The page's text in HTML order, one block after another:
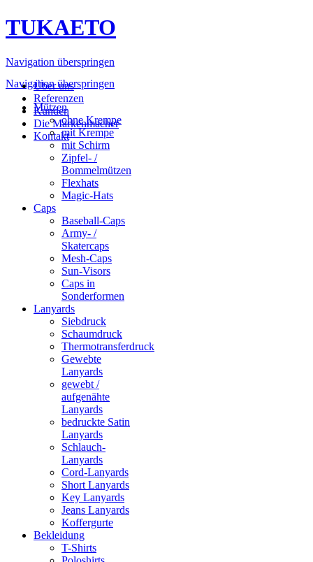
TUKAETO
Navigation überspringen
Über uns
Referenzen
Kunden
Die Markenmacher
Kontakt
Navigation überspringen
Mützen
ohne Krempe
mit Krempe
mit Schirm
Zipfel- /
Bommelmützen
Flexhats
Magic-Hats
Caps
Baseball-Caps
Army- /
Skatercaps
Mesh-Caps
Sun-Visors
Caps in
Sonderformen
Lanyards
Siebdruck
Schaumdruck
Thermotransferdruck
Gewebte
Lanyards
gewebt /
aufgenähte
Lanyards
bedruckte Satin
Lanyards
Schlauch-
Lanyards
Cord-Lanyards
Short Lanyards
Key Lanyards
Jeans Lanyards
Koffergurte
Bekleidung
T-Shirts